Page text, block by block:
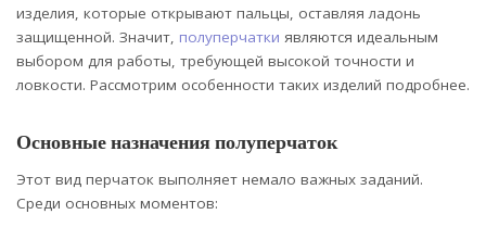
изделия, которые открывают пальцы, оставляя ладонь
защищенной. Значит, полуперчатки являются идеальным
выбором для работы, требующей высокой точности и
ловкости. Рассмотрим особенности таких изделий подробнее.
Основные назначения полуперчаток
Этот вид перчаток выполняет немало важных заданий.
Среди основных моментов: